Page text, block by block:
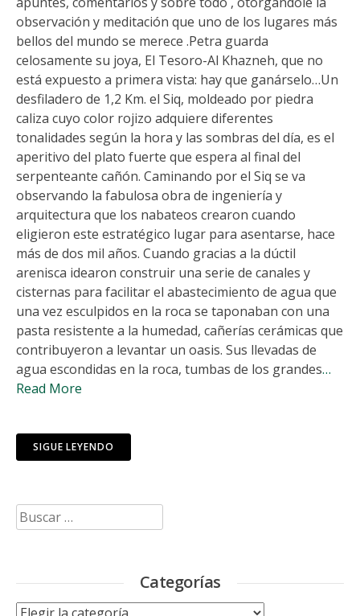
observación y meditación que uno de los lugares más
bellos del mundo se merece .Petra guarda
celosamente su joya, El Tesoro-Al Khazneh, que no
está expuesto a primera vista: hay que ganárselo…Un
desfiladero de 1,2 Km. el Siq, moldeado por piedra
caliza cuyo color rojizo adquiere diferentes
tonalidades según la hora y las sombras del día, es el
aperitivo del plato fuerte que espera al final del
serpenteante cañón. Caminando por el Siq se va
observando la fabulosa obra de ingeniería y
arquitectura que los nabateos crearon cuando
eligieron este estratégico lugar para asentarse, hace
más de dos mil años. Cuando gracias a la dúctil
arenisca idearon construir una serie de canales y
cisternas para facilitar el abastecimiento de agua que
una vez esculpidos en la roca se taponaban con una
pasta resistente a la humedad, cañerías cerámicas que
contribuyeron a levantar un oasis. Sus llevadas de
agua escondidas en la roca, tumbas de los grandes…
Read More
SIGUE LEYENDO
Buscar:
Categorías
Categorías